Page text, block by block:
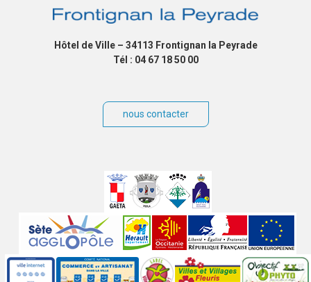
Hôtel de Ville – 34113 Frontignan la Peyrade
Tél : 04 67 18 50 00
nous contacter
partenaires
Labels